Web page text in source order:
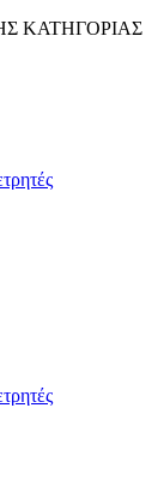
ΚΑΤΗΓΟΡΙΑΣ